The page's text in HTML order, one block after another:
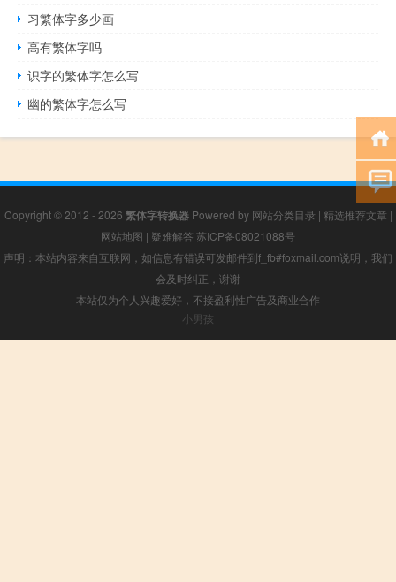
习繁体字多少画
高有繁体字吗
识字的繁体字怎么写
幽的繁体字怎么写
Copyright © 2012 - 2026 繁体字转换器Powered by 网站分类目录 | 精选推荐文章 |
网站地图 | 疑难解答 苏ICP备08021088号
声明：本站内容来自互联网，如信息有错误可发邮件到f_fb#foxmail.com说明，我们
会及时纠正，谢谢
本站仅为个人兴趣爱好，不接盈利性广告及商业合作
小男孩